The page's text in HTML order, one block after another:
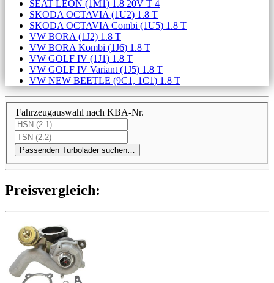
SEAT LEON (1M1) 1.8 20V T 4
SKODA OCTAVIA (1U2) 1.8 T
SKODA OCTAVIA Combi (1U5) 1.8 T
VW BORA (1J2) 1.8 T
VW BORA Kombi (1J6) 1.8 T
VW GOLF IV (1J1) 1.8 T
VW GOLF IV Variant (1J5) 1.8 T
VW NEW BEETLE (9C1, 1C1) 1.8 T
Fahrzeugauswahl nach KBA-Nr.
Passenden Turbolader suchen…
Preis­ver­gleich: